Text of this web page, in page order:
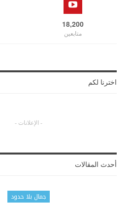
18,200
متابعين
اخترنا لكم
- الإعلانات -
أحدث المقالات
جمال بلا حدود